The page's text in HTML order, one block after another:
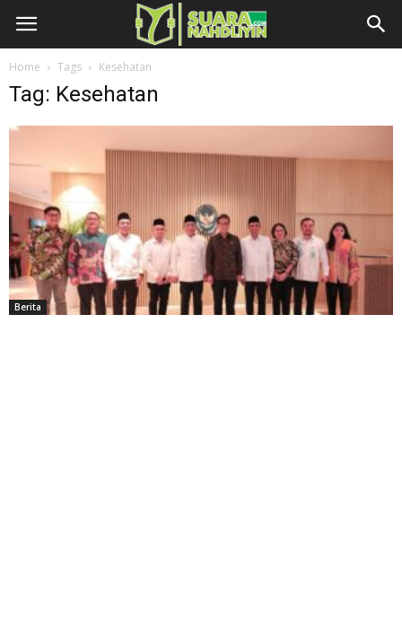
Home Tags Kesehatan
Tag: Kesehatan
Berita